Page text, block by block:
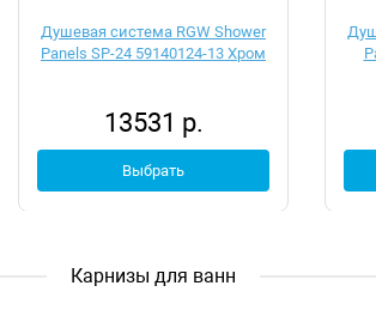
Душевая система RGW Shower
Panels SP-24 59140124-13 Хром
13531 р.
Выбрать
Карнизы для ванн